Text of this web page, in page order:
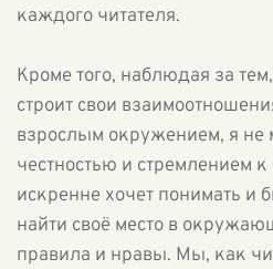
каждого читателя.
Кроме того, наблюдая за
строит свои
взрослым окружением, я не
честностью и стремлением
искренне хочет понимать и
найти своё место в
правила и нравы. Мы, как